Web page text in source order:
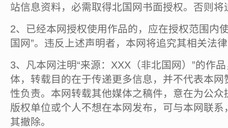
站信息资料，必需取得北国网书面授权。否则将
2、已经本网授权使用作品的，应在授权范围内
国网”。违反上述声明者，本网将追究其相关法
3、凡本网注明“来源：XXX（非北国网）”的作
体，转载目的在于传递更多信息，并不代表本
性负责。本网转载其他媒体之稿件，意在为公
版权单位或个人不想在本网发布，可与本网联
其撤除。